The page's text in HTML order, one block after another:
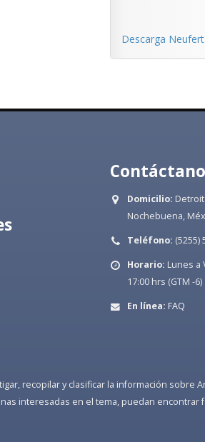
Descarga
Domicilio: Detroit
Nochebuena,
Teléfono: (5255)
Horario: Lunes a
17:00 hrs (GTM -6)
En línea: FAQ
recopilar y clasificar la información sobre
interesadas en el tema, puedan encontrar